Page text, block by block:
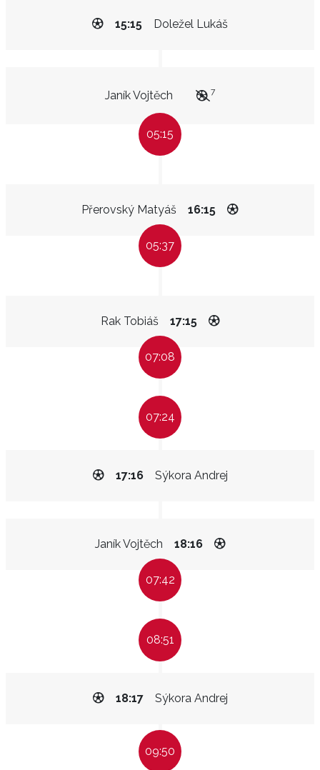
Doležel Lukáš
15:15
Janík Vojtěch 7
05:15
Přerovský Matyáš 16:15
05:37
Rak Tobiáš 17:15
07:08
07:24
Sýkora Andrej
17:16
Janík Vojtěch 18:16
07:42
08:51
Sýkora Andrej
18:17
09:50